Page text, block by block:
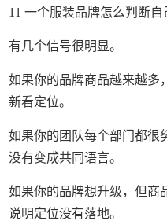
11 一个服装品牌怎么判断自
有几个信号很明显。
如果你的品牌商品越来越多
新看定位。
如果你的团队每个部门都很
没有变成共同语言。
如果你的品牌想升级，但商
说明定位没有落地。